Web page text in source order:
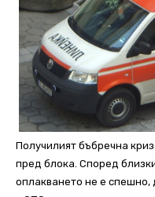
Получилият бъбречна
пред блока. Според
оплакването не е спешно,